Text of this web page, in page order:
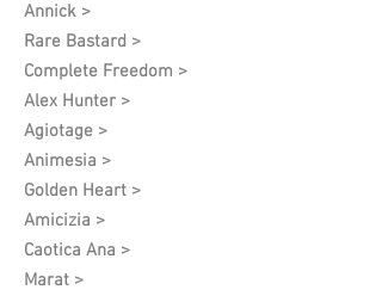
Annick >
Rare Bastard >
Complete Freedom >
Alex Hunter >
Agiotage >
Animesia >
Golden Heart >
Amicizia >
Caotica Ana >
Marat >